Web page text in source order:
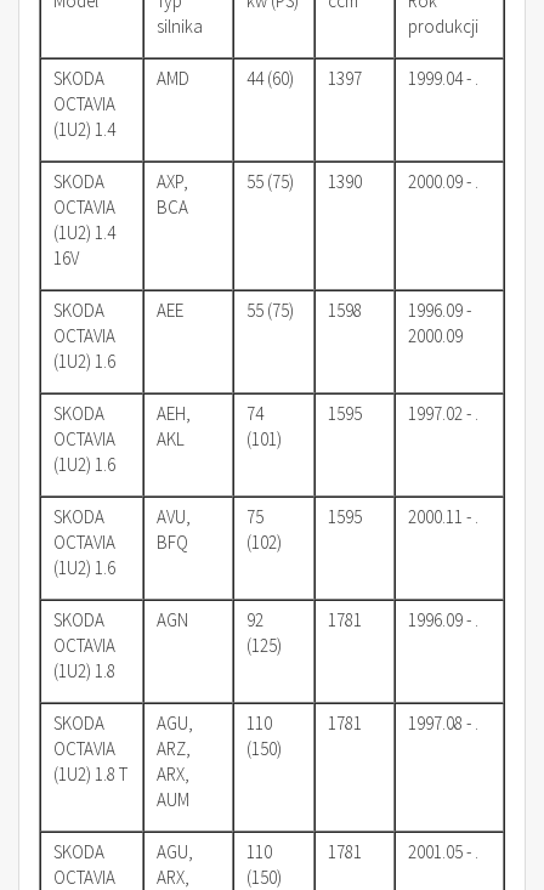
silnika
produkcji
SKODA
OCTAVIA
(1U2) 1.4
AMD 44 (60) 1397 1999.04 - .
SKODA
OCTAVIA
(1U2) 1.4
16V
AXP,
BCA
55 (75) 1390 2000.09 - .
SKODA
OCTAVIA
(1U2) 1.6
AEE 55 (75) 1598
1996.09 -
2000.09
SKODA
OCTAVIA
(1U2) 1.6
AEH,
AKL
74
(101)
1595 1997.02 - .
SKODA
OCTAVIA
(1U2) 1.6
AVU,
BFQ
75
(102)
1595 2000.11 - .
SKODA
OCTAVIA
(1U2) 1.8
AGN
92
(125)
1781 1996.09 - .
SKODA
OCTAVIA
(1U2) 1.8 T
AGU,
ARZ,
ARX,
AUM
110
(150)
1781 1997.08 - .
SKODA
OCTAVIA
AGU,
ARX,
110
(150)
1781 2001.05 - .